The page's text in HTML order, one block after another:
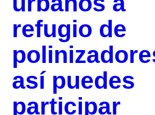
refugio de
así puedes
participar